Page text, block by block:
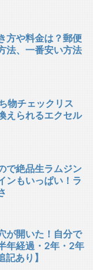
方や料金は？郵便
法、一番安い方法
物チェックリス
えられるエクセル
で絶品生ラムジン
ンもいっぱい！ラ
が開いた！自分で
年経過・2年・2年
あり】